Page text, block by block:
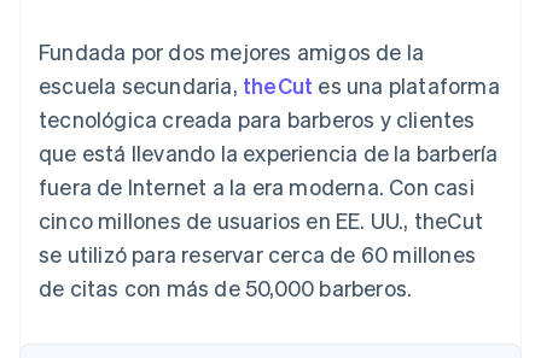
Optimizaciones
Link
Proceso de
acelerado
contable
Stripe Sigma
Informes
personalizados
Data Pipeline
Sincronización
de datos
Más
SaaS
Por sector
Empresas de IA
Economía de los
creadores
Hostelería, viajes y ocio
Seguros
Ofrecer cobro por
consumo
Emitir tarjetas
respaldadas por
monedas estables
Aprovisiona y gestiona
servicios con agentes
Recursos
Integraciones de
Hoja de ruta del
producto
Conferencia anual
Sessions
Empleos
Sala de prensa
Stripe Press
Conviértete en socio
Fundada por dos mejores amigos de la
escuela secundaria, theCut es una plataforma
tecnológica creada para barberos y clientes
que está llevando la experiencia de la barbería
fuera de Internet a la era moderna. Con casi
cinco millones de usuarios en EE. UU., theCut
se utilizó para reservar cerca de 60 millones
de citas con más de 50,000 barberos.